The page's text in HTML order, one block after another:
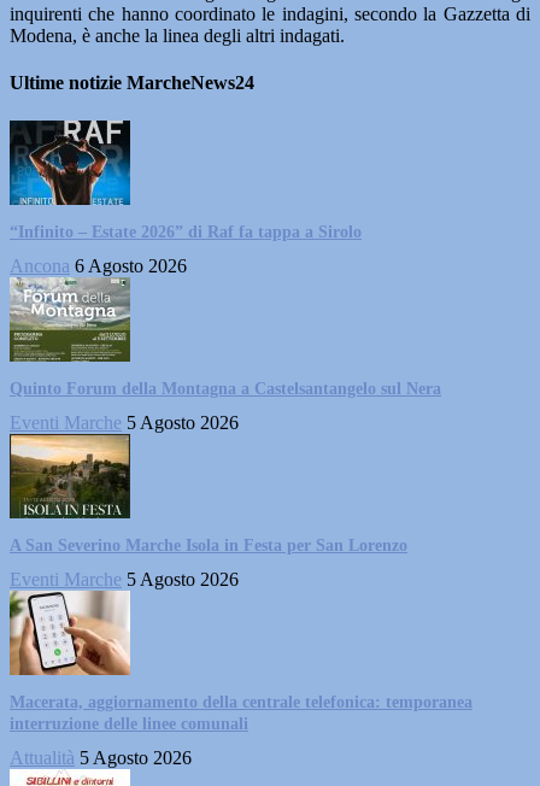
inquirenti che hanno coordinato le indagini, secondo la Gazzetta di
Modena, è anche la linea degli altri indagati.
Ultime notizie MarcheNews24
“Infinito – Estate 2026” di Raf fa tappa a Sirolo
Ancona 6 Agosto 2026
Quinto Forum della Montagna a Castelsantangelo sul Nera
Eventi Marche 5 Agosto 2026
A San Severino Marche Isola in Festa per San Lorenzo
Eventi Marche 5 Agosto 2026
Macerata, aggiornamento della centrale telefonica: temporanea
interruzione delle linee comunali
Attualità 5 Agosto 2026